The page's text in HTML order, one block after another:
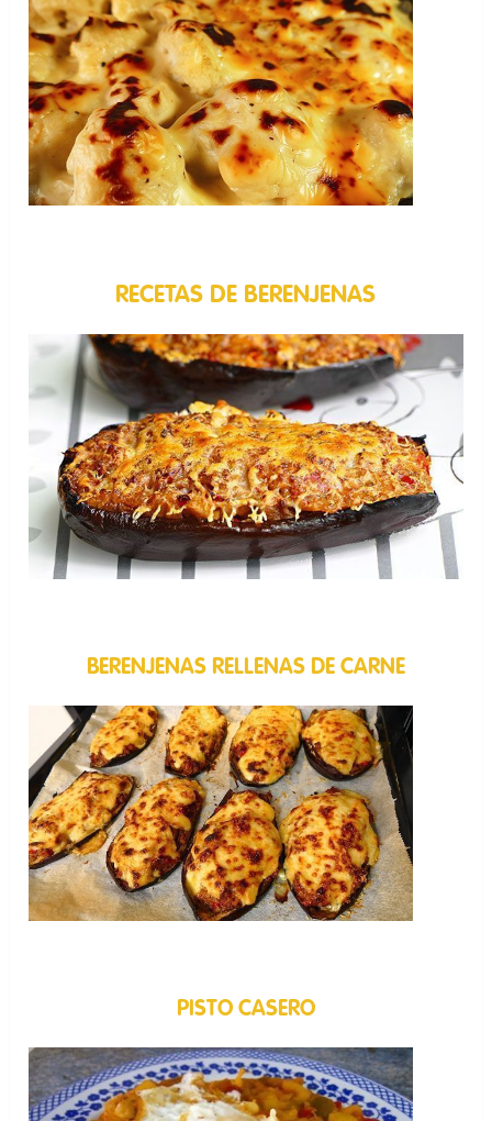
RECETAS DE BERENJENAS
BERENJENAS RELLENAS DE CARNE
PISTO CASERO